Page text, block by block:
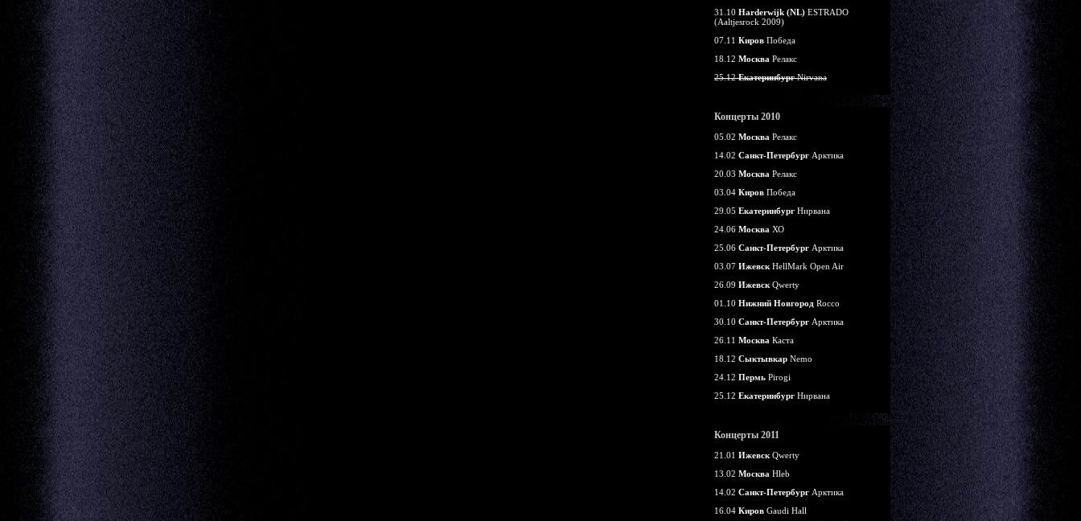
31.10 Harderwijk (NL) ESTRADO
(Aaltjesrock 2009)
07.11 Киров Победа
18.12 Москва Релакс
25.12ЕкатеринбургNirvana
Концерты 2010
05.02 Москва Релакс
14.02 Санкт-Петербург Арктика
20.03 Москва Релакс
03.04 Киров Победа
29.05 Екатеринбург Нирвана
24.06 Москва ХО
25.06 Санкт-Петербург Арктика
03.07 Ижевск HellMark Open Air
26.09 Ижевск Qwerty
01.10 Нижний Новгород Rocco
30.10 Санкт-Петербург Арктика
26.11 Москва Каста
18.12 Сыктывкар Nemo
24.12 Пермь Pirogi
25.12 Екатеринбург Нирвана
Концерты 2011
21.01 Ижевск Qwerty
13.02 Москва Hleb
14.02 Санкт-Петербург Арктика
16.04 Киров Gaudi Hall